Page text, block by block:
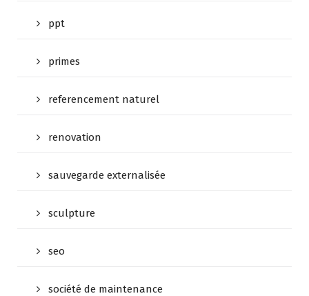
ppt
primes
referencement naturel
renovation
sauvegarde externalisée
sculpture
seo
société de maintenance